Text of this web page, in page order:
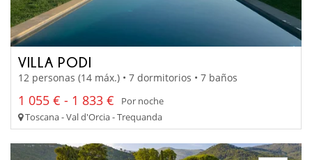
VILLA PODI
12 personas (14 máx.) • 7 dormitorios • 7 baños
1 055 € - 1 833 €
Por noche
Toscana - Val d'Orcia - Trequanda